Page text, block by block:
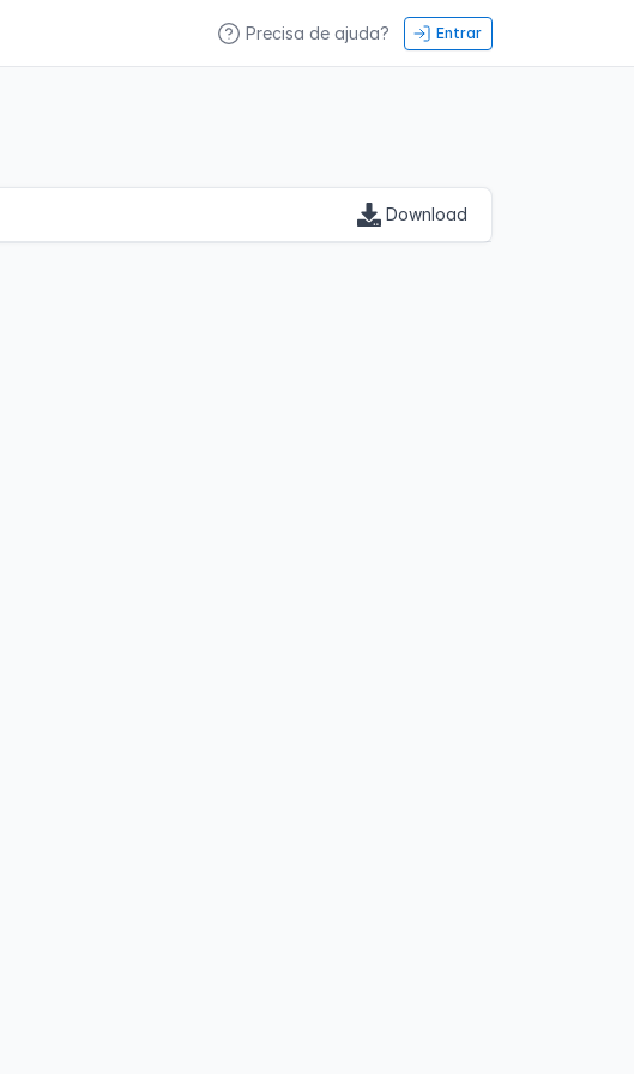
Entrar
Precisa de ajuda?
Download